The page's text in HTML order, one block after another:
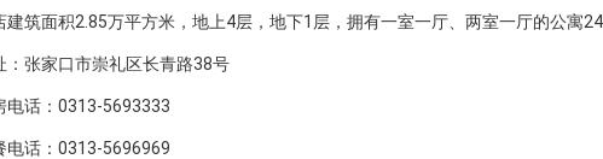
建筑面积2.85万平方米，地上4层，地下1层，拥有一室一厅、两室一厅的公寓
：张家口市崇礼区长青路38号
电话：0313-5693333
电话：0313-5696969